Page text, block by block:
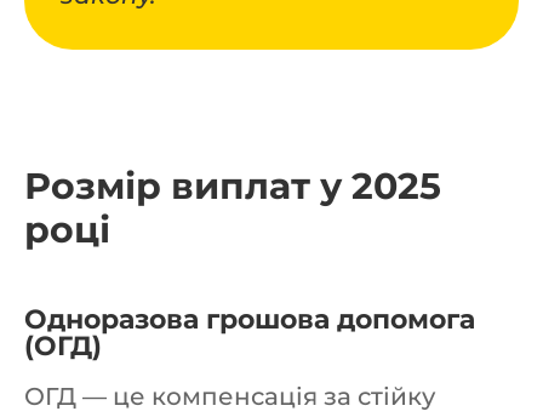
Розмір виплат у 2025
році
Одноразова грошова допомога
(ОГД)
ОГД — це компенсація за стійку